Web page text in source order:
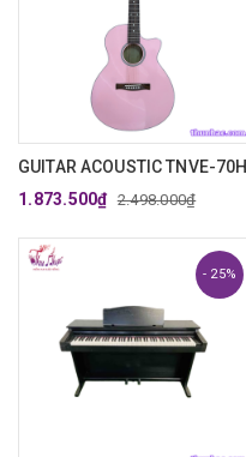
GUITAR ACOUSTIC TNVE-70H
1.873.500₫ 2.498.000₫
- 25%